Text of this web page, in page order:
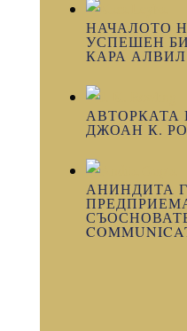
НАЧАЛОТО
УСПЕШЕН
КАРА
АВТОРКАТА
ДЖОАН К.
АНИНДИТА